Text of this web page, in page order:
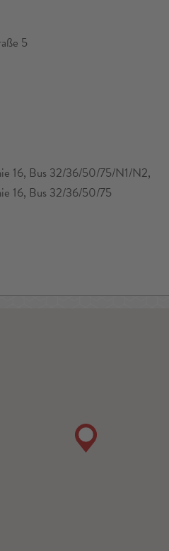
5
16, Bus 32/36/50/75/N1/N2,
16, Bus 32/36/50/75